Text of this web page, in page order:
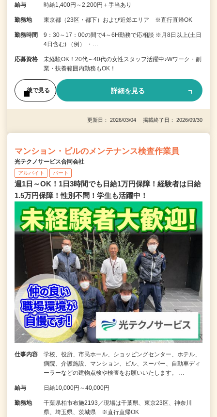
給与 時給1,400円～2,200円＋手当あり
勤務地 東京都（23区・都下）および近郊エリア ※直行直帰OK
勤務時間
9：30～17：00の間で4～6H勤務で応相談 ※月8日以上(土日
4日含む) （例） ・…
応募資格
未経験OK！20代～40代の女性スタッフ活躍中♪Wワーク・副
業・扶養範囲内勤務もOK！
後で見る 詳細を見る
更新日： 2026/03/04 掲載終了日： 2026/09/30
マンション・ビルのメンテナンス検査作業員
光テクノサービス合同会社
アルバイト パート
週1日～OK！1日3時間でも日給1万円保障！経験者は日給
1.5万円保障！性別不問！学生も活躍中！
仕事内容
学校、役所、市民ホール、ショッピングセンター、ホテル、
病院、介護施設、マンション、ビル、スーパー、自動車ディ
ーラーなどの建物点検や検査をお願いいたします。 …
給与 日給10,000円～40,000円
勤務地
千葉県柏市布施2193／現場は千葉県、東京23区、神奈川
県、埼玉県、茨城県 ※直行直帰OK